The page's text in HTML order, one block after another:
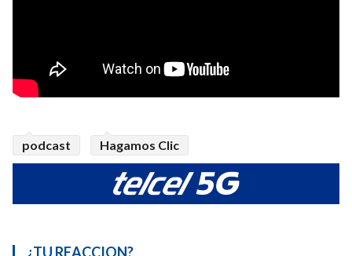
podcast Hagamos Clic
¿TU REACCION?